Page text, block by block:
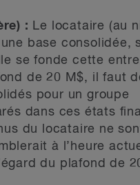
: Le locataire (au
base consolidée,
se fonde cette
de 20 M$, il faut
pour un groupe
dans ces états
du locataire ne
à l’heure
du plafond de